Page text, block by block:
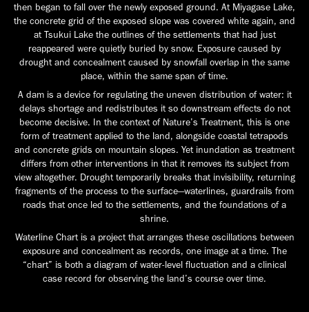
then began to fall over the newly exposed ground. At Miyagase Lake,
the concrete grid of the exposed slope was covered white again, and
at Tsukui Lake the outlines of the settlements that had just
reappeared were quietly buried by snow. Exposure caused by
drought and concealment caused by snowfall overlap in the same
place, within the same span of time.
A dam is a device for regulating the uneven distribution of water: it
delays shortage and redistributes it so downstream effects do not
become decisive. In the context of Nature’s Treatment, this is one
form of treatment applied to the land, alongside coastal tetrapods
and concrete grids on mountain slopes. Yet inundation as treatment
differs from other interventions in that it removes its subject from
view altogether. Drought temporarily breaks that invisibility, returning
fragments of the process to the surface—waterlines, guardrails from
roads that once led to the settlements, and the foundations of a
shrine.
Waterline Chart is a project that arranges these oscillations between
exposure and concealment as records, one image at a time. The
“chart” is both a diagram of water-level fluctuation and a clinical
case record for observing the land’s course over time.